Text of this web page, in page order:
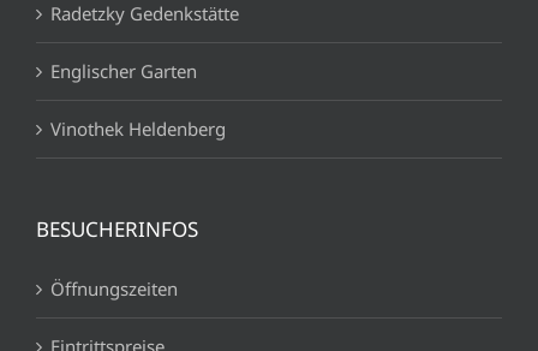
Radetzky Gedenkstätte
Englischer Garten
Vinothek Heldenberg
BESUCHERINFOS
Öffnungszeiten